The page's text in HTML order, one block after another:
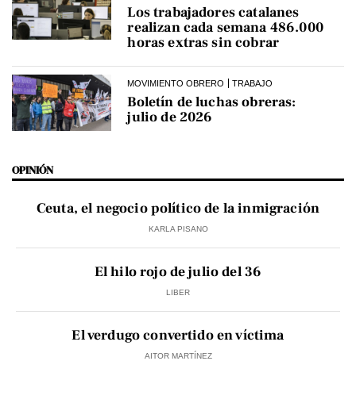
Los trabajadores catalanes
realizan cada semana 486.000
horas extras sin cobrar
MOVIMIENTO OBRERO TRABAJO
Boletín de luchas obreras:
julio de 2026
OPINIÓN
Ceuta, el negocio político de la inmigración
KARLA PISANO
El hilo rojo de julio del 36
LIBER
El verdugo convertido en víctima
AITOR MARTÍNEZ